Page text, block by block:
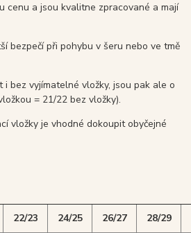
cenu a jsou kvalitne zpracované a mají
bezpečí při pohybu v šeru nebo ve tmě
i bez vyjímatelné vložky, jsou pak ale o
= 21/22 bez vložky).
vložky je vhodné dokoupit obyčejné
22/23 24/25 26/27 28/29